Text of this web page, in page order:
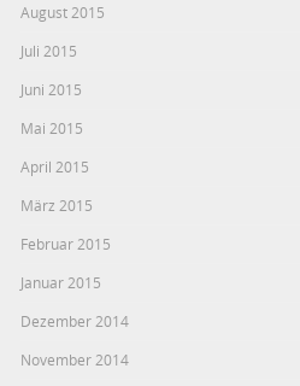
August 2015
Juli 2015
Juni 2015
Mai 2015
April 2015
März 2015
Februar 2015
Januar 2015
Dezember 2014
November 2014